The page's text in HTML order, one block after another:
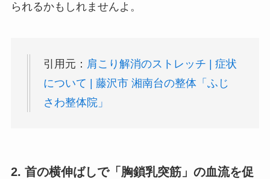
られるかもしれませんよ。
引用元： 肩こり解消のストレッチ | 症状
について | 藤沢市 湘南台の整体「ふじ
さわ整体院」
2. 首の横伸ばしで「胸鎖乳突筋」の血流を促